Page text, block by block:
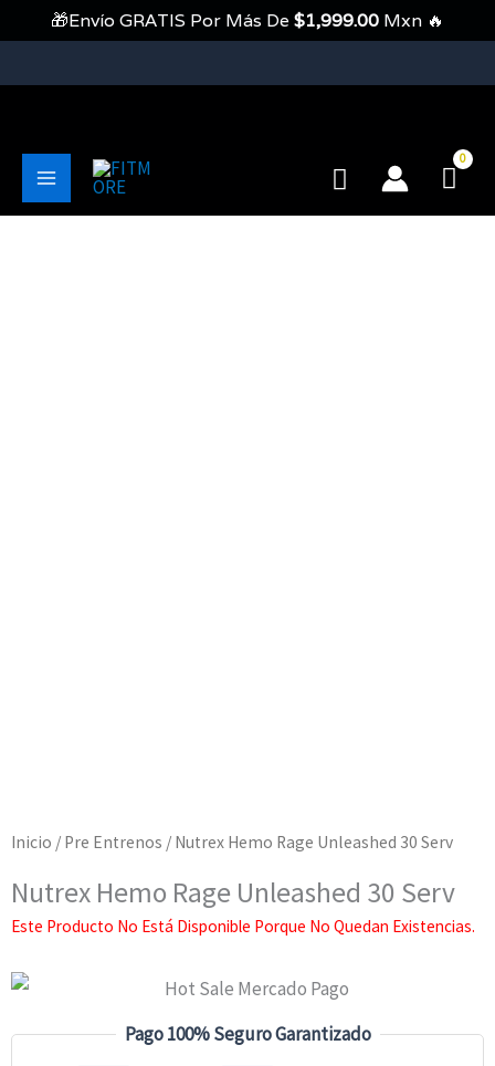
Contenido
Main
Buscar
Inicio / Pre Entrenos / Nutrex Hemo Rage Unleashed 30 Serv
Nutrex Hemo Rage Unleashed 30 Serv
Este Producto No Está Disponible Porque No Quedan Existencias.
Pago 100% Seguro Garantizado
🎁Envío GRATIS Por Más De $1,999.00 Mxn 🔥